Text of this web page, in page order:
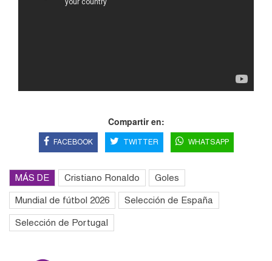
Compartir en:
FACEBOOK TWITTER WHATSAPP
MÁS DE Cristiano Ronaldo Goles
Mundial de fútbol 2026 Selección de España
Selección de Portugal